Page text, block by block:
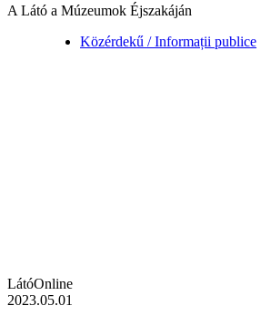
A Látó a Múzeumok Éjszakáján
Közérdekű / Informații publice
LátóOnline
2023.05.01